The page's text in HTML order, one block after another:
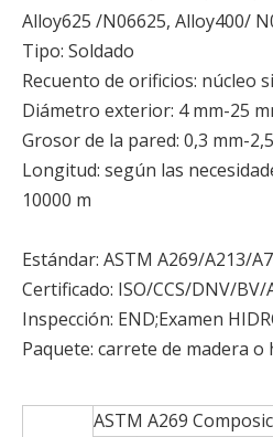
Alloy625 /N06625, Alloy400/
Tipo: Soldado
Recuento de orificios: núcleo
Diámetro exterior: 4 mm-25
Grosor de la pared: 0,3 mm-
Longitud: según las
10000 m
Estándar: ASTM A269/A213/
Certificado: ISO/CCS/DNV/BV/
Inspección: END;Examen
Paquete: carrete de madera o
ASTM A269